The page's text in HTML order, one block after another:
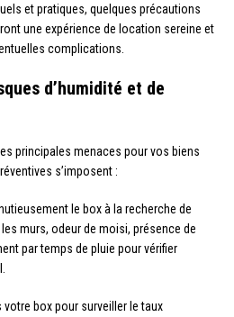
et pratiques, quelques précautions
une expérience de location sereine et
complications.
d’humidité et de
principales menaces pour vos biens
s’imposent :
le box à la recherche de
murs, odeur de moisi, présence de
par temps de pluie pour vérifier
votre box pour surveiller le taux